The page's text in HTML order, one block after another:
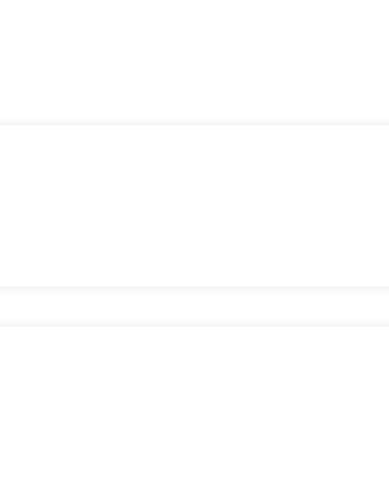
sans complications.
du marché.
des plateformes et des dApps.